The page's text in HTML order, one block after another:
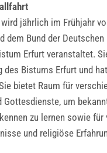
jährlich im Frühjahr
dem Bund der
Erfurt veranstaltet.
des Bistums Erfurt und
bietet Raum für
Gottesdienste, um
zu lernen sowie
und religiöse